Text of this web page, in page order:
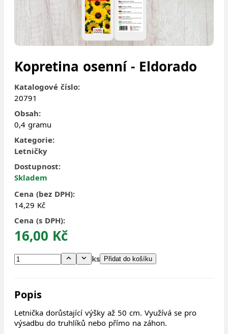
Kopretina osenní - Eldorado
Katalogové číslo:
20791
Obsah:
0,4 gramu
Kategorie:
Letničky
Dostupnost:
Skladem
Cena (bez DPH):
14,29 Kč
Cena (s DPH):
16,00 Kč
ks Přidat do košíku
Popis
Letnička dorůstající výšky až 50 cm. Využívá se pro
výsadbu do truhlíků nebo přímo na záhon.